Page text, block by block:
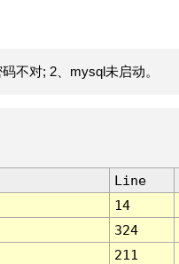
不对; 2、mysql未启动。
Line
14
324
211